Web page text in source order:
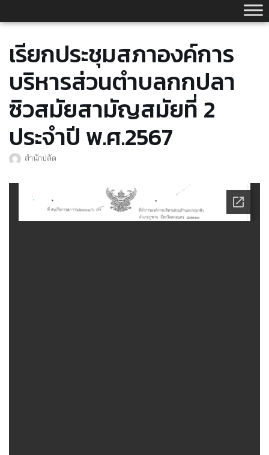
to
content
เรียกประชุมสภาองค์การ
บริหารส่วนตำบลกกปลา
ซิวสมัยสามัญสมัยที่ 2
ประจำปี พ.ศ.2567
สำนักปลัด